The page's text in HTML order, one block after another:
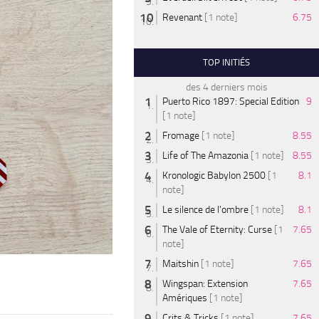
Revenant [1 note] 6.75
TOP INITIÉS
des 4 derniers mois
Puerto Rico 1897: Special Edition
[1 note]
9
Fromage [1 note]
8.55
Life of The Amazonia [1 note]
8.55
Kronologic Babylon 2500 [1
note]
8.1
Le silence de l'ombre [1 note]
8.1
The Vale of Eternity: Curse [1
note]
7.65
Maitshin [1 note]
7.65
Wingspan: Extension
Amériques [1 note]
7.65